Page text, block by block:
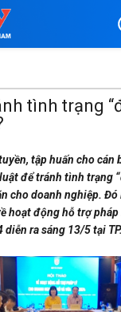
tình trạng
tập huấn cho
để tránh tình trạng
cho doanh nghiệp. Đó
hoạt động hỗ trợ
diễn ra sáng 13/5 tại